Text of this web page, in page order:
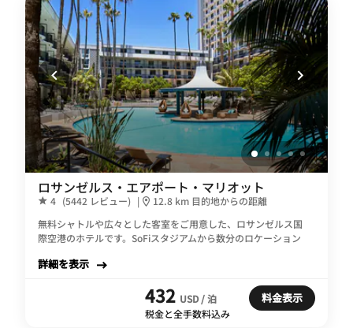
ロサンゼルス・エアポート・マリオット
4 (5442 レビュー) |
12.8 km 目的地からの距離
無料シャトルや広々とした客室をご用意した、ロサンゼルス国
際空港のホテルです。SoFiスタジアムから数分のロケーション
詳細を表示
432 USD / 泊
税金と全手数料込み
料金表示